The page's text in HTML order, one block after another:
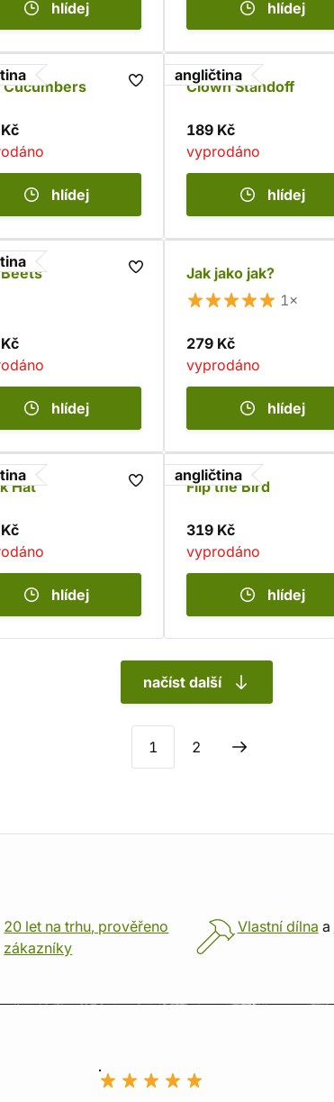
hlídej hlídej
Cucumbers
hlídej
angličtina
Clown Standoff
189 Kč
vyprodáno
hlídej
hlídej
Jak jako jak?
1×
279 Kč
vyprodáno
hlídej
Hat
hlídej
angličtina
Flip the Bird
319 Kč
vyprodáno
hlídej
načíst další
1 2
20 let na trhu, prověřeno
zákazníky
Vlastní dílna a